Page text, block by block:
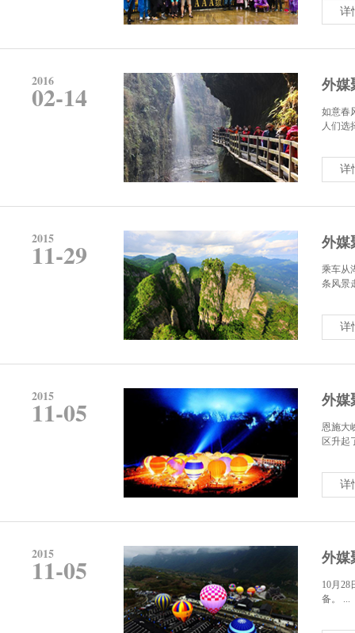
详
2016
02-14 外媒
如意春
人们选
详
2015
11-29 外媒
乘车从
条风景
详
2015
11-05 外媒
恩施大
区升起
详
2015
11-05 外媒
10月28
备。 ...